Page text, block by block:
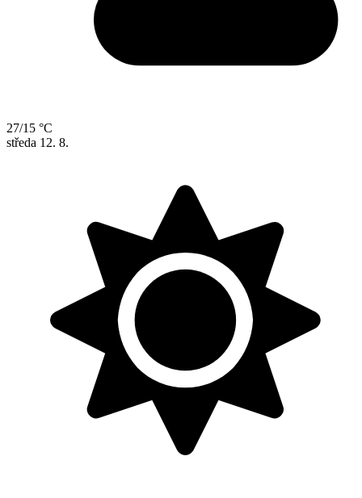
27/15 °C
středa 12. 8.